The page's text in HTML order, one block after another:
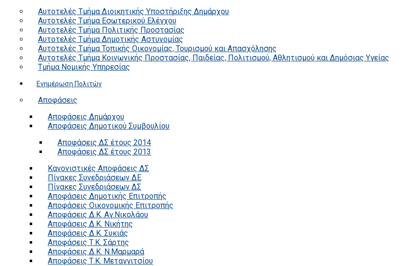
Αυτοτελές Τμήμα Διοικητικής Υποστήριξης Δημάρχου
Αυτοτελές Τμήμα Εσωτερικού Ελέγχου
Αυτοτελές Τμήμα Πολιτικής Προστασίας
Αυτοτελές Τμήμα Δημοτικής Αστυνομίας
Αυτοτελές Τμήμα Τοπικής Οικονομίας, Τουρισμού και Απασχόλησης
Αυτοτελές Τμήμα Κοινωνικής Προστασίας, Παιδείας, Πολιτισμού, Αθλητισμού και Δημόσιας Υγείας
Τμήμα Νομικής Υπηρεσίας
Ενημέρωση Πολιτών
Αποφάσεις
Αποφάσεις Δημάρχου
Αποφάσεις Δημοτικού Συμβουλίου
Αποφάσεις ΔΣ έτους 2014
Αποφάσεις ΔΣ έτους 2013
Κανονιστικές Αποφάσεις ΔΣ
Πίνακες Συνεδριάσεων ΔΕ
Πίνακες Συνεδριάσεων ΔΣ
Αποφάσεις Δημοτικής Επιτροπής
Αποφάσεις Οικονομικής Επιτροπής
Αποφάσεις Δ.Κ. Αγ.Νικολάου
Αποφάσεις Δ.Κ. Νικήτης
Αποφάσεις Δ.Κ. Συκιάς
Αποφάσεις Τ.Κ. Σάρτης
Αποφάσεις Δ.Κ. Ν.Μαρμαρά
Αποφάσεις Τ.Κ. Μεταγγιτσίου